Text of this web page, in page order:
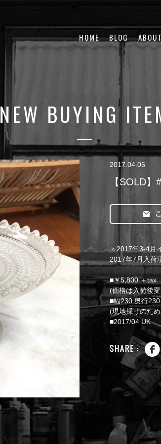
HOME BLOG
NEW BUYING
2017.04.05
【SOLD
＜2017年3-4月
2017年7月入荷
■￥5,800 ＋tax
(価格は入荷後
■幅230 奥行
(現地採寸のた
■2017/04 UK